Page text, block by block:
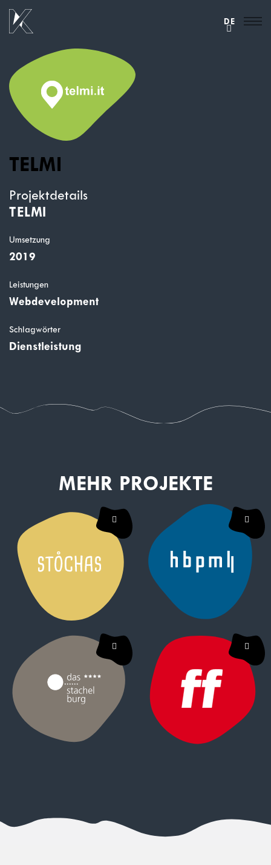
DE
TELMI
Projektdetails
TELMI
Umsetzung
2019
Leistungen
Webdevelopment
Schlagwörter
Dienstleistung
MEHR PROJEKTE